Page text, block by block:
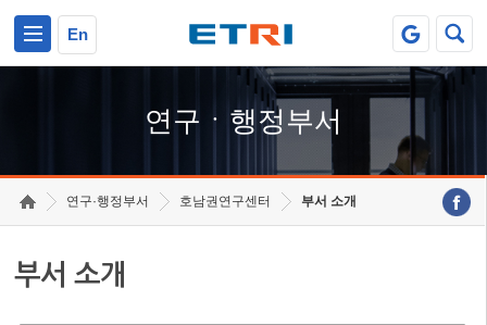
En
연구ㆍ행정부서
연구·행정부서 호남권연구센터 부서 소개
부서 소개